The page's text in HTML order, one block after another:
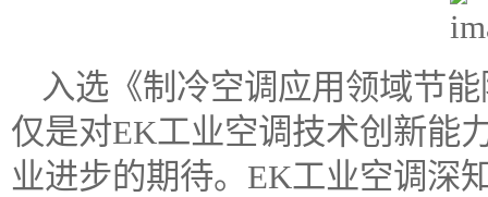
入选《制冷空调应用领域节
仅是对EK工业空调技术创新能
业进步的期待。EK工业空调深